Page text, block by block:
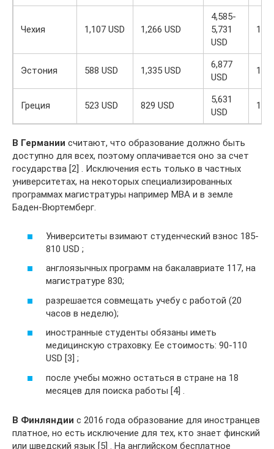
Чехия 1,107 USD 1,266 USD
4,585-
5,731
USD
1
Эстония 588 USD 1,335 USD
6,877
USD
1
Греция 523 USD 829 USD
5,631
USD
1
В Германии считают, что образование должно быть
доступно для всех, поэтому оплачивается оно за счет
государства [2] . Исключения есть только в частных
университетах, на некоторых специализированных
программах магистратуры например MBA и в земле
Баден-Вюртемберг.
Университеты взимают студенческий взнос 185-
810 USD ;
англоязычных программ на бакалавриате 117, на
магистратуре 830;
разрешается совмещать учебу с работой (20
часов в неделю);
иностранные студенты обязаны иметь
медицинскую страховку. Ее стоимость: 90-110
USD [3] ;
после учебы можно остаться в стране на 18
месяцев для поиска работы [4] .
В Финляндии с 2016 года образование для иностранцев
платное, но есть исключение для тех, кто знает финский
или шведский язык [5] . На английском бесплатное